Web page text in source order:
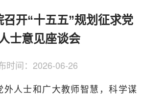
动态 统战历史文化
开“十五五”规划征求党
士意见座谈会
时间： 2026-06-26
外人士和广大教师智慧，科学谋